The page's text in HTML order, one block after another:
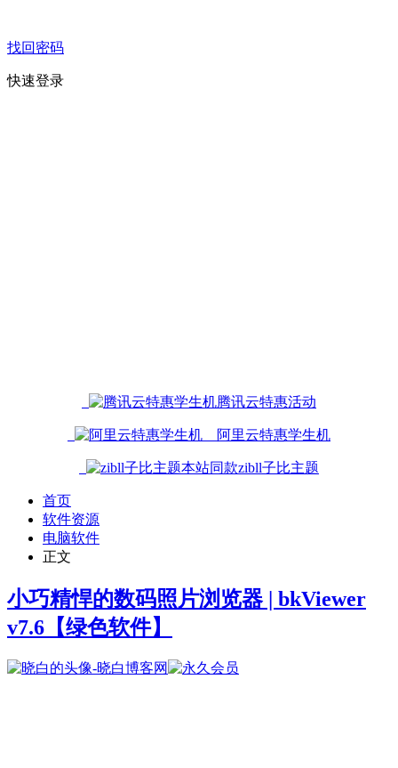
找回密码
快速登录
腾讯云特惠活动
阿里云特惠学生机
本站同款zibll子比主题
首页
软件资源
电脑软件
正文
小巧精悍的数码照片浏览器 | bkViewer
v7.6 【绿色软件】